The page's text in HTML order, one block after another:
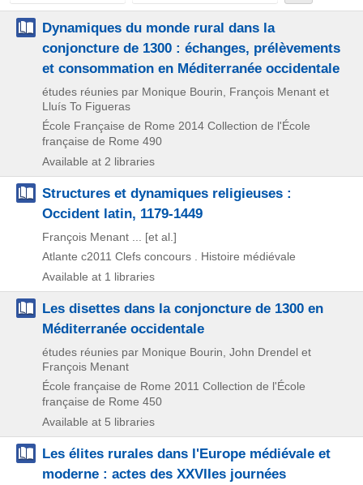
Dynamiques du monde rural dans la
conjoncture de 1300 : échanges, prélèvements
et consommation en Méditerranée occidentale
études réunies par Monique Bourin, François Menant et
Lluís To Figueras
École Française de Rome 2014 Collection de l'École
française de Rome 490
Available at 2 libraries
Structures et dynamiques religieuses :
Occident latin, 1179-1449
François Menant ... [et al.]
Atlante c2011 Clefs concours . Histoire médiévale
Available at 1 libraries
Les disettes dans la conjoncture de 1300 en
Méditerranée occidentale
études réunies par Monique Bourin, John Drendel et
François Menant
École française de Rome 2011 Collection de l'École
française de Rome 450
Available at 5 libraries
Les élites rurales dans l'Europe médiévale et
moderne : actes des XXVIIes journées